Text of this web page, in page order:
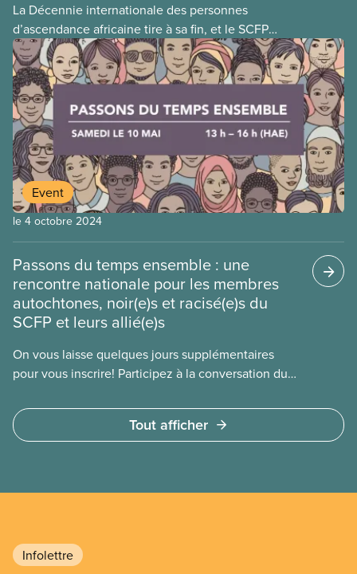
La Décennie internationale des personnes
d’ascendance africaine tire à sa fin, et le SCFP
renouvelle son engagement à reconnaître et à
combattre les injustices auxquelles sont
confrontées les personnes d’ascendance africaine.
Event
le 4 octobre 2024
Passons du temps ensemble : une
rencontre nationale pour les membres
autochtones, noir(e)s et racisé(e)s du
SCFP et leurs allié(e)s
On vous laisse quelques jours supplémentaires
pour vous inscrire! Participez à la conversation du
Inscrivez-vous avant le 27 avril à cette importante
rencontre virtuelle.
Tout afficher
Infolettre